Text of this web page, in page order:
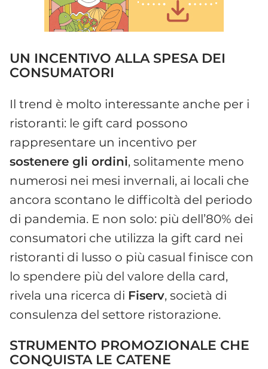
UN INCENTIVO ALLA SPESA DEI
CONSUMATORI
Il trend è molto interessante anche per i
ristoranti: le gift card possono
rappresentare un incentivo per
sostenere gli ordini, solitamente meno
numerosi nei mesi invernali, ai locali che
ancora scontano le difficoltà del periodo
di pandemia. E non solo: più dell’80% dei
consumatori che utilizza la gift card nei
ristoranti di lusso o più casual finisce con
lo spendere più del valore della card,
rivela una ricerca di Fiserv, società di
consulenza del settore ristorazione.
STRUMENTO PROMOZIONALE CHE
CONQUISTA LE CATENE